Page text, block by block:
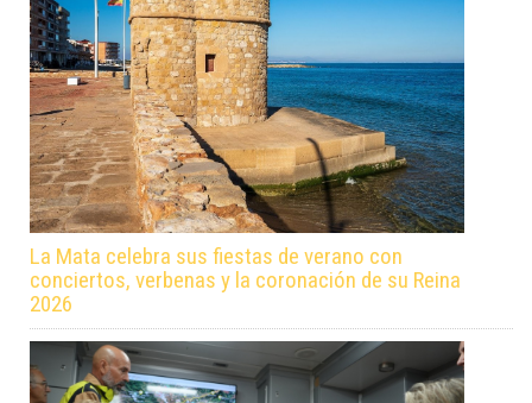
La Mata celebra sus fiestas de verano con
conciertos, verbenas y la coronación de su Reina
2026